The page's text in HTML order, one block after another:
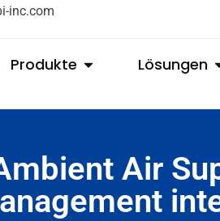
inc.com
Produkte Lösungen
Air